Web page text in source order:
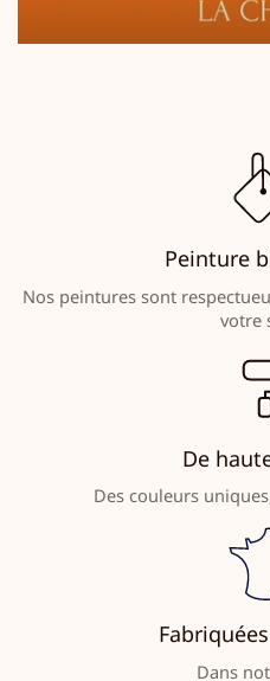
Peinture
Nos peintures sont
votre
De
Des couleurs
Dans